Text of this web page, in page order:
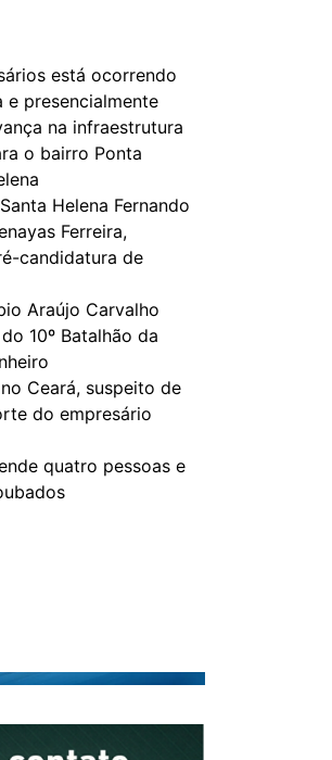
está ocorrendo
presencialmente
na infraestrutura
o bairro Ponta
Helena Fernando
Ferreira,
candidatura de
Araújo Carvalho
10º Batalhão da
Ceará, suspeito de
do empresário
quatro pessoas e